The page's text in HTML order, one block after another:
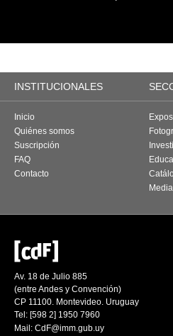
INSTITUCIONALES
Inicio
Quiénes somos
Suscripción
FAQ
Contacto
Av. 18 de Julio 885
(entre Andes y Convención)
CP 11100. Montevideo. Uruguay
Tel: [598 2] 1950 7960
Mail: CdF@imm.gub.uy